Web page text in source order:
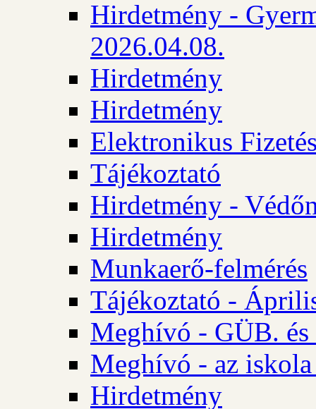
Hirdetmény -
2026.04.08.
Hirdetmény
Hirdetmény
Elektronikus
Tájékoztató
Hirdetmény -
Hirdetmény
Munkaerő-felmérés
Tájékoztató -
Meghívó - GÜB.
Meghívó - az iskola
Hirdetmény